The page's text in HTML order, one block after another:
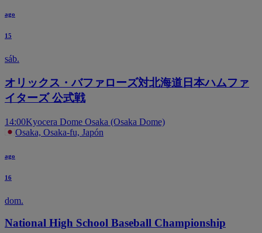
ago
15
sáb.
オリックス・バファローズ対北海道日本ハムファ
イターズ 公式戦
14:00Kyocera Dome Osaka (Osaka Dome)
Osaka, Osaka-fu, Japón
ago
16
dom.
National High School Baseball Championship